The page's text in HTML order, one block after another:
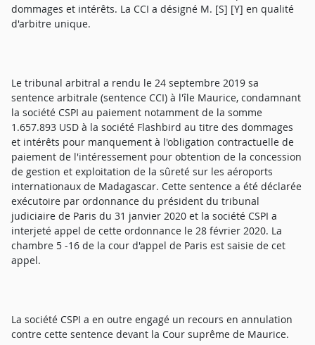
dommages et intérêts. La CCI a désigné M. [S] [Y] en qualité
d'arbitre unique.
Le tribunal arbitral a rendu le 24 septembre 2019 sa
sentence arbitrale (sentence CCI) à l'île Maurice, condamnant
la société CSPI au paiement notamment de la somme
1.657.893 USD à la société Flashbird au titre des dommages
et intérêts pour manquement à l'obligation contractuelle de
paiement de l'intéressement pour obtention de la concession
de gestion et exploitation de la sûreté sur les aéroports
internationaux de Madagascar. Cette sentence a été déclarée
exécutoire par ordonnance du président du tribunal
judiciaire de Paris du 31 janvier 2020 et la société CSPI a
interjeté appel de cette ordonnance le 28 février 2020. La
chambre 5 -16 de la cour d'appel de Paris est saisie de cet
appel.
La société CSPI a en outre engagé un recours en annulation
contre cette sentence devant la Cour suprême de Maurice.